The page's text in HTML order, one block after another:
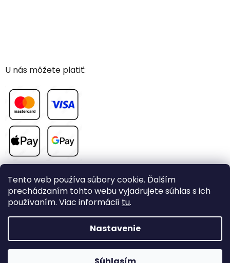
Tento web používa súbory cookie. Ďalším
prechádzaním tohto webu vyjadrujete súhlas s ich
používaním. Viac informácií tu.
Nastavenie
U nás môžete platiť:
Copyright 2026CHOVAME-PAPAGAJE.sk. Všetky práva